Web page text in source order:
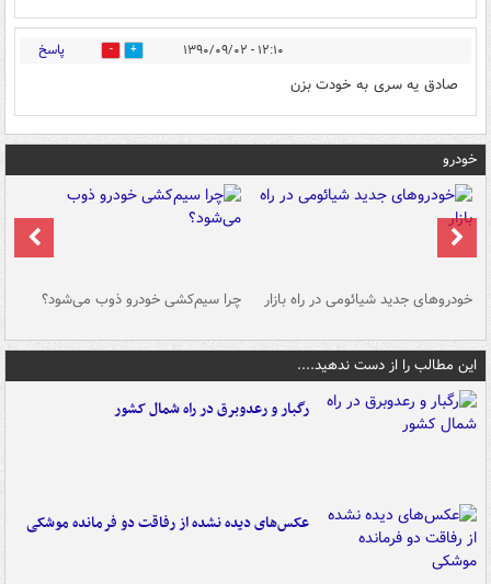
۱۲:۱۰ - ۱۳۹۰/۰۹/۰۲ 0 پاسخ
صادق یه سری به خودت بزن
خودرو
خودروهای جدید شیائومی در راه بازار چرا سیم‌کشی خودرو ذوب می‌شود؟
این مطالب را از دست ندهید....
رگبار و رعدوبرق در راه شمال کشور
عکس‌های دیده نشده از رفاقت دو فرمانده‌ موشکی